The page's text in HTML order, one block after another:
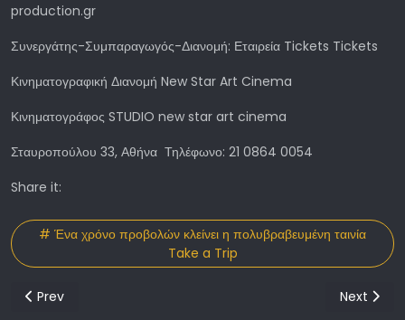
production.gr
Συνεργάτης-Συμπαραγωγός-Διανομή: Εταιρεία Tickets Tickets
Κινηματογραφική Διανομή New Star Art Cinema
Κινηματογράφος STUDIO new star art cinema
Σταυροπούλου 33, Αθήνα Τηλέφωνο: 21 0864 0054
Share it:
# Ένα χρόνο προβολών κλείνει η πολυβραβευμένη ταινία
Take a Trip
Previous article: 13th Athens International Digital Film
Prev Next
Next